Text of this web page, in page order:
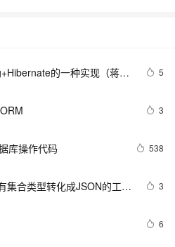
的一种实现（蒋锋
5
3
库操作代码 538
集合类型转化成JSON的工具
3
6